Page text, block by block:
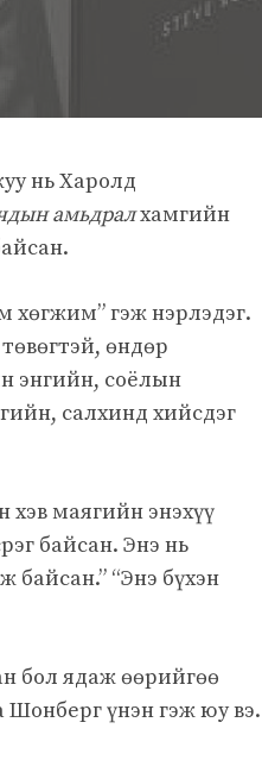
нь Харолд
амьдралхамгийн
хөгжим” гэж нэрлэдэг.
өндөр
энгийн, соёлын
салхинд хийсдэг
хэв маягийн энэхүү
байсан. Энэ нь
байсан.” “Энэ бүхэн
бол ядаж өөрийгөө
Шонберг үнэн гэж юу вэ.